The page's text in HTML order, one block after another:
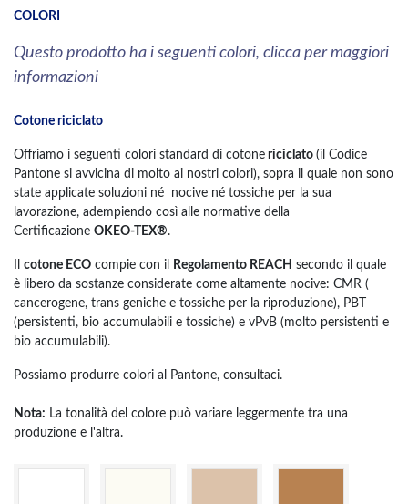
COLORI
Questo prodotto ha i seguenti colori, clicca per maggiori
informazioni
Cotone riciclato
Offriamo i seguenti colori standard di cotone riciclato (il Codice
Pantone si avvicina di molto ai nostri colori), sopra il quale non sono
state applicate soluzioni né nocive né tossiche per la sua
lavorazione, adempiendo così alle normative della
Certificazione OKEO-TEX®.
cotone ECO compie con il Regolamento REACH secondo il quale
è libero da sostanze considerate come altamente nocive: CMR (
cancerogene, trans geniche e tossiche per la riproduzione), PBT
(persistenti, bio accumulabili e tossiche) e vPvB (molto persistenti e
bio accumulabili).
Possiamo produrre colori al Pantone, consultaci.
Nota: La tonalità del colore può variare leggermente tra una
produzione e l'altra.